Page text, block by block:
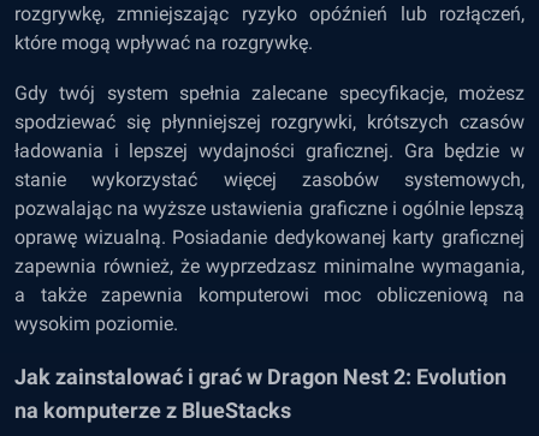
rozgrywkę, zmniejszając ryzyko opóźnień lub rozłączeń,
które mogą wpływać na rozgrywkę.
Gdy twój system spełnia zalecane specyfikacje, możesz
spodziewać się płynniejszej rozgrywki, krótszych czasów
ładowania i lepszej wydajności graficznej. Gra będzie w
stanie wykorzystać więcej zasobów systemowych,
pozwalając na wyższe ustawienia graficzne i ogólnie lepszą
oprawę wizualną. Posiadanie dedykowanej karty graficznej
zapewnia również, że wyprzedzasz minimalne wymagania,
a także zapewnia komputerowi moc obliczeniową na
wysokim poziomie.
Jak zainstalować i grać w Dragon Nest 2: Evolution
na komputerze z BlueStacks